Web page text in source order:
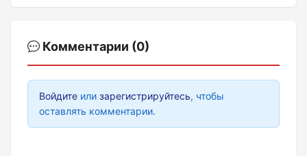
Комментарии (0)
Войдите или зарегистрируйтесь, чтобы
оставлять комментарии.